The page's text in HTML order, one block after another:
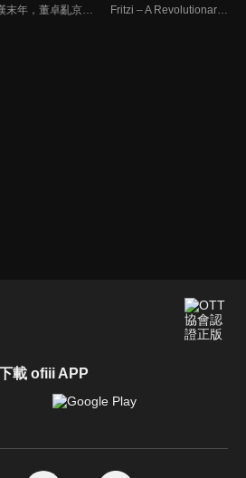
東漢末年，董卓亂京，挾天子以令諸侯，將諸侯親屬挾為人質。而後，在呂布的謀劃下，準備以洛陽為誘餌騙盟軍入瓮，火燒洛陽。盟軍為救人質，風流人物各出奇招，霸主與豪傑們的舞台，正拉開帷幕。 Fritzi – A Revolutionary Tale
載 ofiii APP